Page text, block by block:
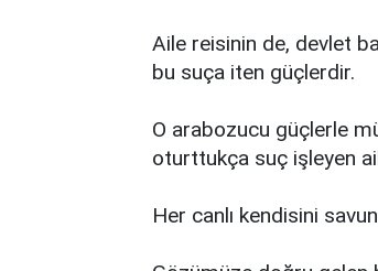
Aile reisinin de, devlet
bu suça iten güçlerdir.
O arabozucu güçlerle
oturttukça suç işleyen
Her canlı kendisini